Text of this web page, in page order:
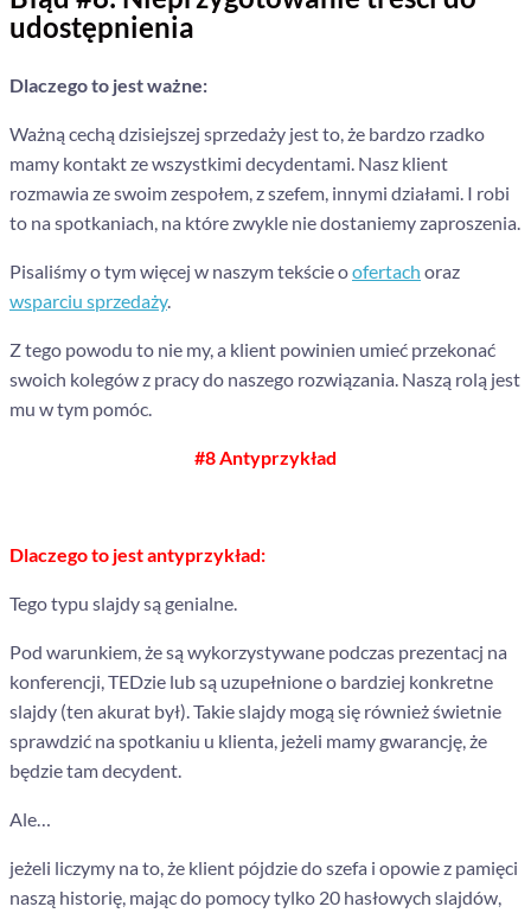
udostępnienia
Dlaczego to jest ważne:
Ważną cechą dzisiejszej sprzedaży jest to, że bardzo rzadko
mamy kontakt ze wszystkimi decydentami. Nasz klient
rozmawia ze swoim zespołem, z szefem, innymi działami. I robi
to na spotkaniach, na które zwykle nie dostaniemy zaproszenia.
Pisaliśmy o tym więcej w naszym tekście oofertach oraz
wsparciu sprzedaży.
Z tego powodu to nie my, a klient powinien umieć przekonać
swoich kolegów z pracy do naszego rozwiązania. Naszą rolą jest
mu w tym pomóc.
#8 Antyprzykład
Dlaczego to jest antyprzykład:
Tego typu slajdy są genialne.
Pod warunkiem, że są wykorzystywane podczas prezentacj na
konferencji, TEDzie lub są uzupełnione o bardziej konkretne
slajdy (ten akurat był). Takie slajdy mogą się również świetnie
sprawdzić na spotkaniu u klienta, jeżeli mamy gwarancję, że
będzie tam decydent.
Ale…
jeżeli liczymy na to, że klient pójdzie do szefa i opowie z pamięci
naszą historię, mając do pomocy tylko 20 hasłowych slajdów,